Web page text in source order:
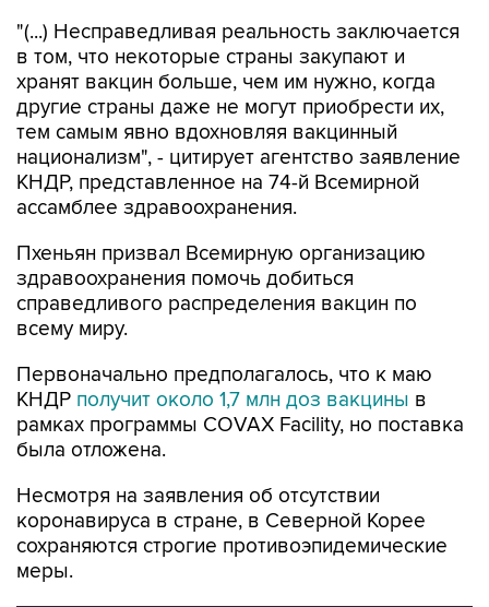
"(...) Несправедливая реальность заключается
в том, что некоторые страны закупают и
хранят вакцин больше, чем им нужно, когда
другие страны даже не могут приобрести их,
тем самым явно вдохновляя вакцинный
национализм", - цитирует агентство заявление
КНДР, представленное на 74-й Всемирной
ассамблее здравоохранения.
Пхеньян призвал Всемирную организацию
здравоохранения помочь добиться
справедливого распределения вакцин по
всему миру.
Первоначально предполагалось, что к маю
КНДР получит около 1,7 млн доз вакцины в
рамках программы COVAX Facility, но поставка
была отложена.
Несмотря на заявления об отсутствии
коронавируса в стране, в Северной Корее
сохраняются строгие противоэпидемические
меры.